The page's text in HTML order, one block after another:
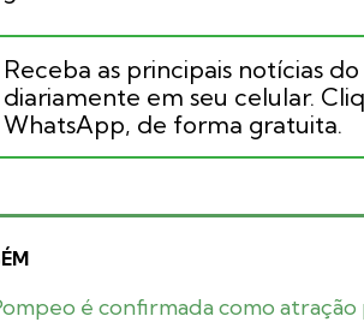
Receba as principais notícias
diariamente em seu celular.
WhatsApp, de forma gratuita.
é confirmada como